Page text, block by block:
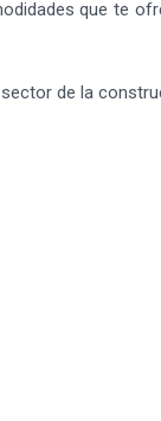
que te
de la